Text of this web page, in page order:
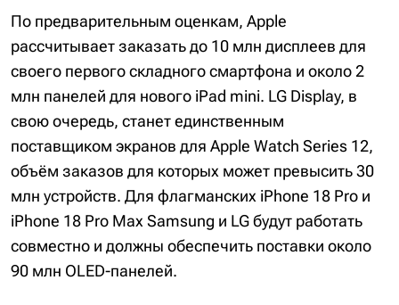
По предварительным оценкам, Apple
рассчитывает заказать до 10 млн дисплеев для
своего первого складного смартфона и около 2
млн панелей для нового iPad mini. LG Display, в
свою очередь, станет единственным
поставщиком экранов для Apple Watch Series 12,
объём заказов для которых может превысить 30
млн устройств. Для флагманских iPhone 18 Pro и
iPhone 18 Pro Max Samsung и LG будут работать
совместно и должны обеспечить поставки около
90 млн OLED-панелей.